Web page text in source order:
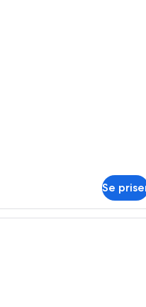
Dobbeltrom, ikke-røyk |
Se